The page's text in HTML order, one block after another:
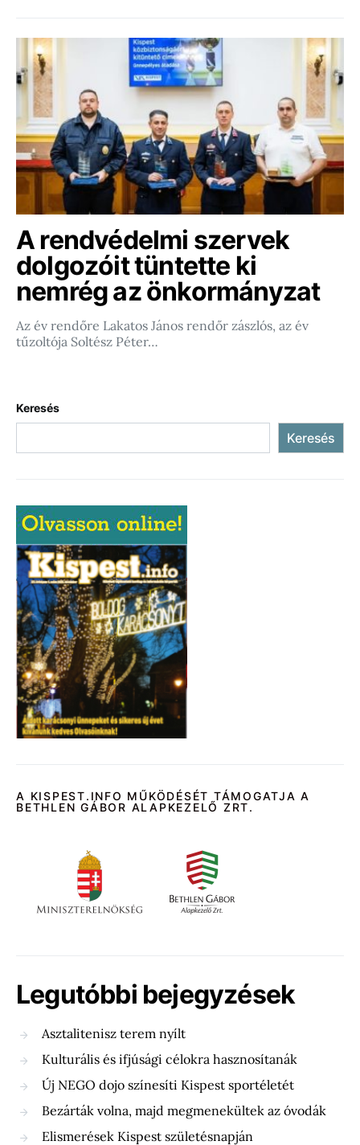
A rendvédelmi szervek
dolgozóit tüntette ki
nemrég az önkormányzat
Az év rendőre Lakatos János rendőr zászlós, az év
tűzoltója Soltész Péter…
Keresés
Keresés
A KISPEST.INFO MŰKÖDÉSÉT TÁMOGATJA A
BETHLEN GÁBOR ALAPKEZELŐ ZRT.
Legutóbbi bejegyzések
Asztalitenisz terem nyílt
Kulturális és ifjúsági célokra hasznosítanák
Új NEGO dojo színesíti Kispest sportéletét
Bezárták volna, majd megmenekültek az óvodák
Elismerések Kispest születésnapján